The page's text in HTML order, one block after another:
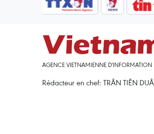
AGENCE VIETNAMIENNE D'INFORMATION
Rédacteur en chef: TRÂN TIÊN